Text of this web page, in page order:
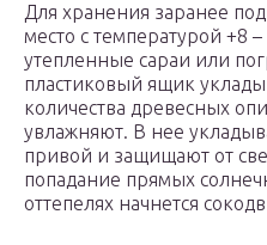
Для хранения заранее
место с температурой +8
утепленные сараи или
пластиковый ящик
количества древесных
увлажняют. В нее
привой и защищают от
попадание прямых
оттепелях начнется